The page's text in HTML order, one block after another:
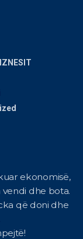
ekonomisë,
dhe bota.
që doni dhe